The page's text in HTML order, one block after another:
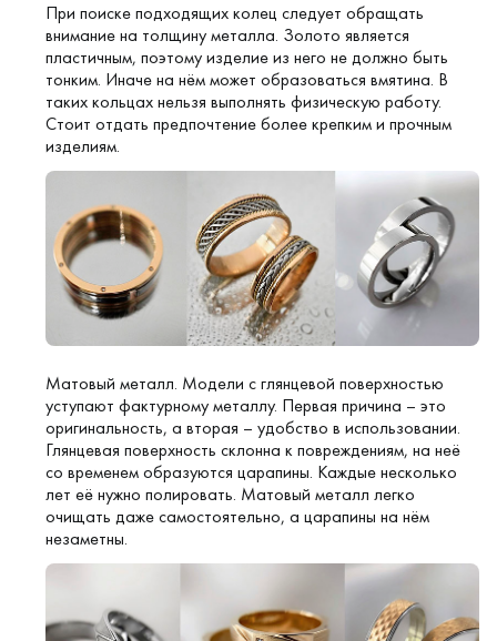
При поиске подходящих колец следует обращать
внимание на толщину металла. Золото является
пластичным, поэтому изделие из него не должно быть
тонким. Иначе на нём может образоваться вмятина. В
таких кольцах нельзя выполнять физическую работу.
Стоит отдать предпочтение более крепким и прочным
изделиям.
Матовый металл. Модели с глянцевой поверхностью
уступают фактурному металлу. Первая причина – это
оригинальность, а вторая – удобство в использовании.
Глянцевая поверхность склонна к повреждениям, на неё
со временем образуются царапины. Каждые несколько
лет её нужно полировать. Матовый металл легко
очищать даже самостоятельно, а царапины на нём
незаметны.